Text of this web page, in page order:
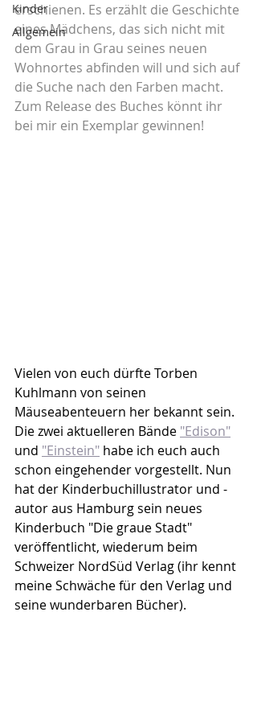
Kinder
Allgemein
erschienen. Es erzählt die Geschichte
eines Mädchens, das sich nicht mit
dem Grau in Grau seines neuen
Wohnortes abfinden will und sich auf
die Suche nach den Farben macht.
Zum Release des Buches könnt ihr
bei mir ein Exemplar gewinnen!
Vielen von euch dürfte Torben
Kuhlmann von seinen
Mäuseabenteuern her bekannt sein.
Die zwei aktuelleren Bände "Edison"
und "Einstein" habe ich euch auch
schon eingehender vorgestellt. Nun
hat der Kinderbuchillustrator und -
autor aus Hamburg sein neues
Kinderbuch "Die graue Stadt"
veröffentlicht, wiederum beim
Schweizer NordSüd Verlag (ihr kennt
meine Schwäche für den Verlag und
seine wunderbaren Bücher).